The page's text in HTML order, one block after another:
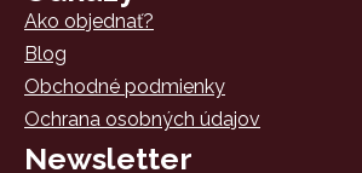
Ako objednať?
Blog
Obchodné podmienky
Ochrana osobných údajov
Newsletter